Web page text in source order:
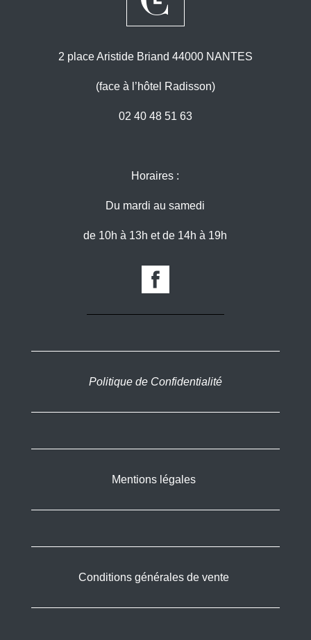
2 place Aristide Briand 44000 NANTES
(face à l’hôtel Radisson)
02 40 48 51 63
Horaires :
Du mardi au samedi
de 10h à 13h et de 14h à 19h
Politique de Confidentialité
Mentions légales
Conditions générales de vente